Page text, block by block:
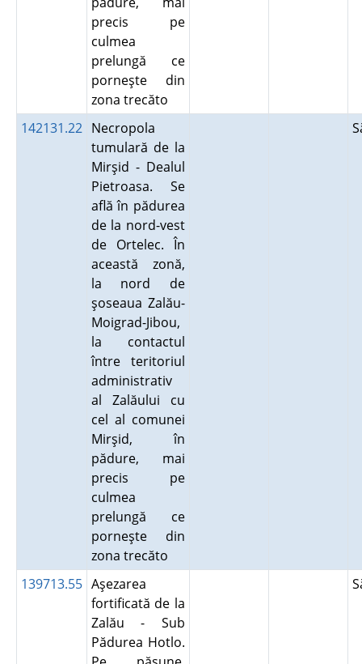
precis pe
culmea
prelungă ce
porneşte din
zona trecăto
142131.22 Necropola
tumulară de la
Mirşid - Dealul
Pietroasa. Se
află în pădurea
de la nord-vest
de Ortelec. În
această zonă,
la nord de
şoseaua Zalău-
Moigrad-Jibou,
la contactul
între teritoriul
administrativ
al Zalăului cu
cel al comunei
Mirşid, în
pădure, mai
precis pe
culmea
prelungă ce
porneşte din
zona trecăto
139713.55 Aşezarea
fortificată de la
Zalău - Sub
Pădurea Hotlo.